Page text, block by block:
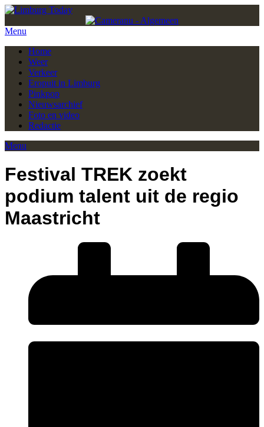
Menu
Home
Weer
Verkeer
Eropuit in Limburg
Pinkpop
Nieuwsarchief
Foto en video
Redactie
Menu
Festival TREK zoekt
podium talent uit de regio
Maastricht